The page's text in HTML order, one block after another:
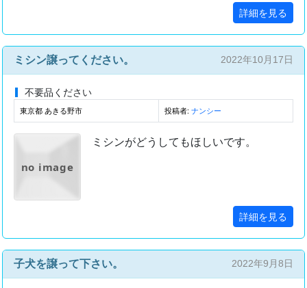
詳細を見る
ミシン譲ってください。 2022年10月17日
不要品ください
東京都 あきる野市 投稿者: ナンシー
no image
ミシンがどうしてもほしいです。
詳細を見る
子犬を譲って下さい。 2022年9月8日